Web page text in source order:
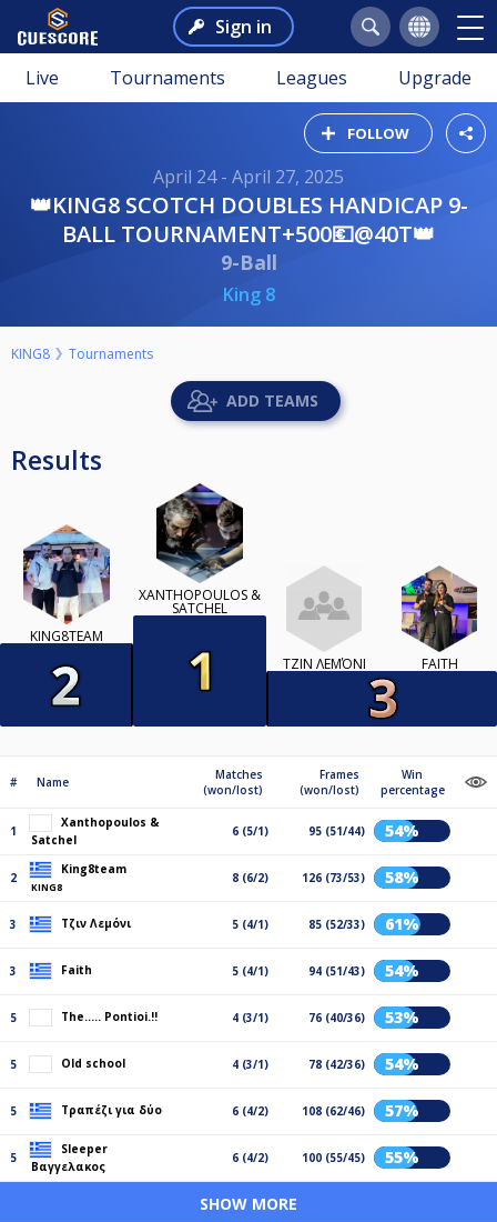
Sign in
Live Tournaments Leagues Upgrade
FOLLOW
April 24 - April 27, 2025
👑KING8 SCOTCH DOUBLES HANDICAP 9-
BALL TOURNAMENT+500💶@40T👑
9-Ball
King 8
KING8 Tournaments
ADD TEAMS
Results
KING8TEAM
XANTHOPOULOS &
SATCHEL
ΤΖΙΝ ΛΕΜΌΝΙ FAITH
# Name
Matches
(won/lost)
Frames
(won/lost)
Win
percentage
1
Xanthopoulos &
Satchel
6 (5/1) 95 (51/44) 54%
2
King8team
KING8
8 (6/2) 126 (73/53) 58%
3 Τζιν Λεμόνι 5 (4/1) 85 (52/33) 61%
3 Faith 5 (4/1) 94 (51/43) 54%
5 The..... Pontioi.!! 4 (3/1) 76 (40/36) 53%
5 Old school 4 (3/1) 78 (42/36) 54%
5 Τραπέζι για δύο 6 (4/2) 108 (62/46) 57%
5
Sleeper
Βαγγελακος
6 (4/2) 100 (55/45) 55%
SHOW MORE